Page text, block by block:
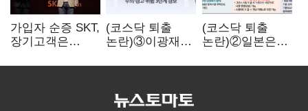
가입자 순증 SKT,
장기고객은
챙긴다
(코스닥 퇴출
논란)③이광재
자동차 없애지는
(코스닥 퇴출
논란)②일본은
기다려주는데